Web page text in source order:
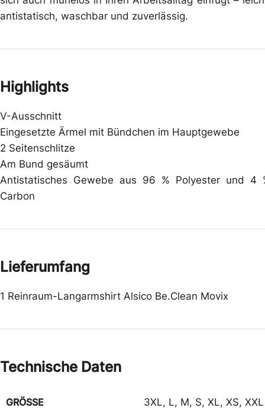
antistatisch, waschbar und zuverlässig.
Highlights
V-Ausschnitt
Eingesetzte Ärmel mit Bündchen im Hauptgewebe
2 Seitenschlitze
Am Bund gesäumt
Antistatisches Gewebe aus 96 % Polyester und 4
Carbon
Lieferumfang
1 Reinraum-Langarmshirt Alsico Be.Clean Movix
Technische Daten
GRÖSSE 3XL, L, M, S, XL, XS, XXL